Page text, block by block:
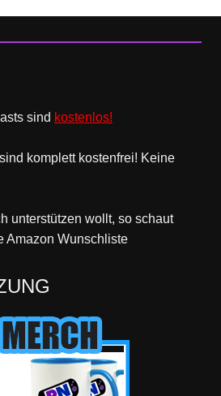
sind kostenlos!
komplett kostenfrei! Keine
unterstützen wollt, so schaut
Amazon Wunschliste